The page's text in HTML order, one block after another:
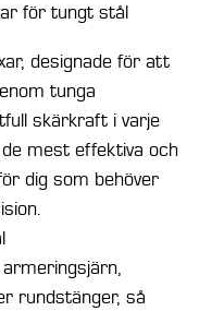
för tungt stål
designade för att
tunga
skärkraft i varje
mest effektiva och
dig som behöver
rundstänger, så